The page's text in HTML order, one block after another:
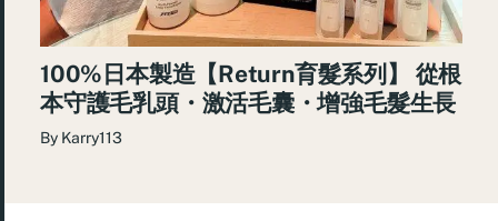
100%日本製造【Return育髮系列】 從根
本守護毛乳頭・激活毛囊・增強毛髮生長
By Karry113